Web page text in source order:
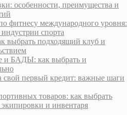
особенности, преимущества и
фитнесу международного уровня:
индустрии спорта
выбрать подходящий клуб и
и БАДЫ: как выбрать и
свой первый кредит: важные шаги
товаров: как выбрать
и инвентаря